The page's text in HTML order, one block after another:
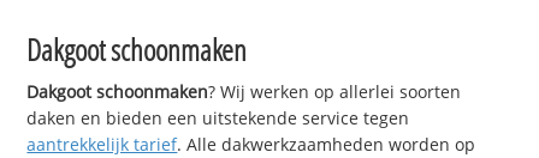
Dakgoot schoonmaken
Dakgoot schoonmaken? Wij werken op allerlei soorten
daken en bieden een uitstekende service tegen
aantrekkelijk tarief. Alle dakwerkzaamheden worden op